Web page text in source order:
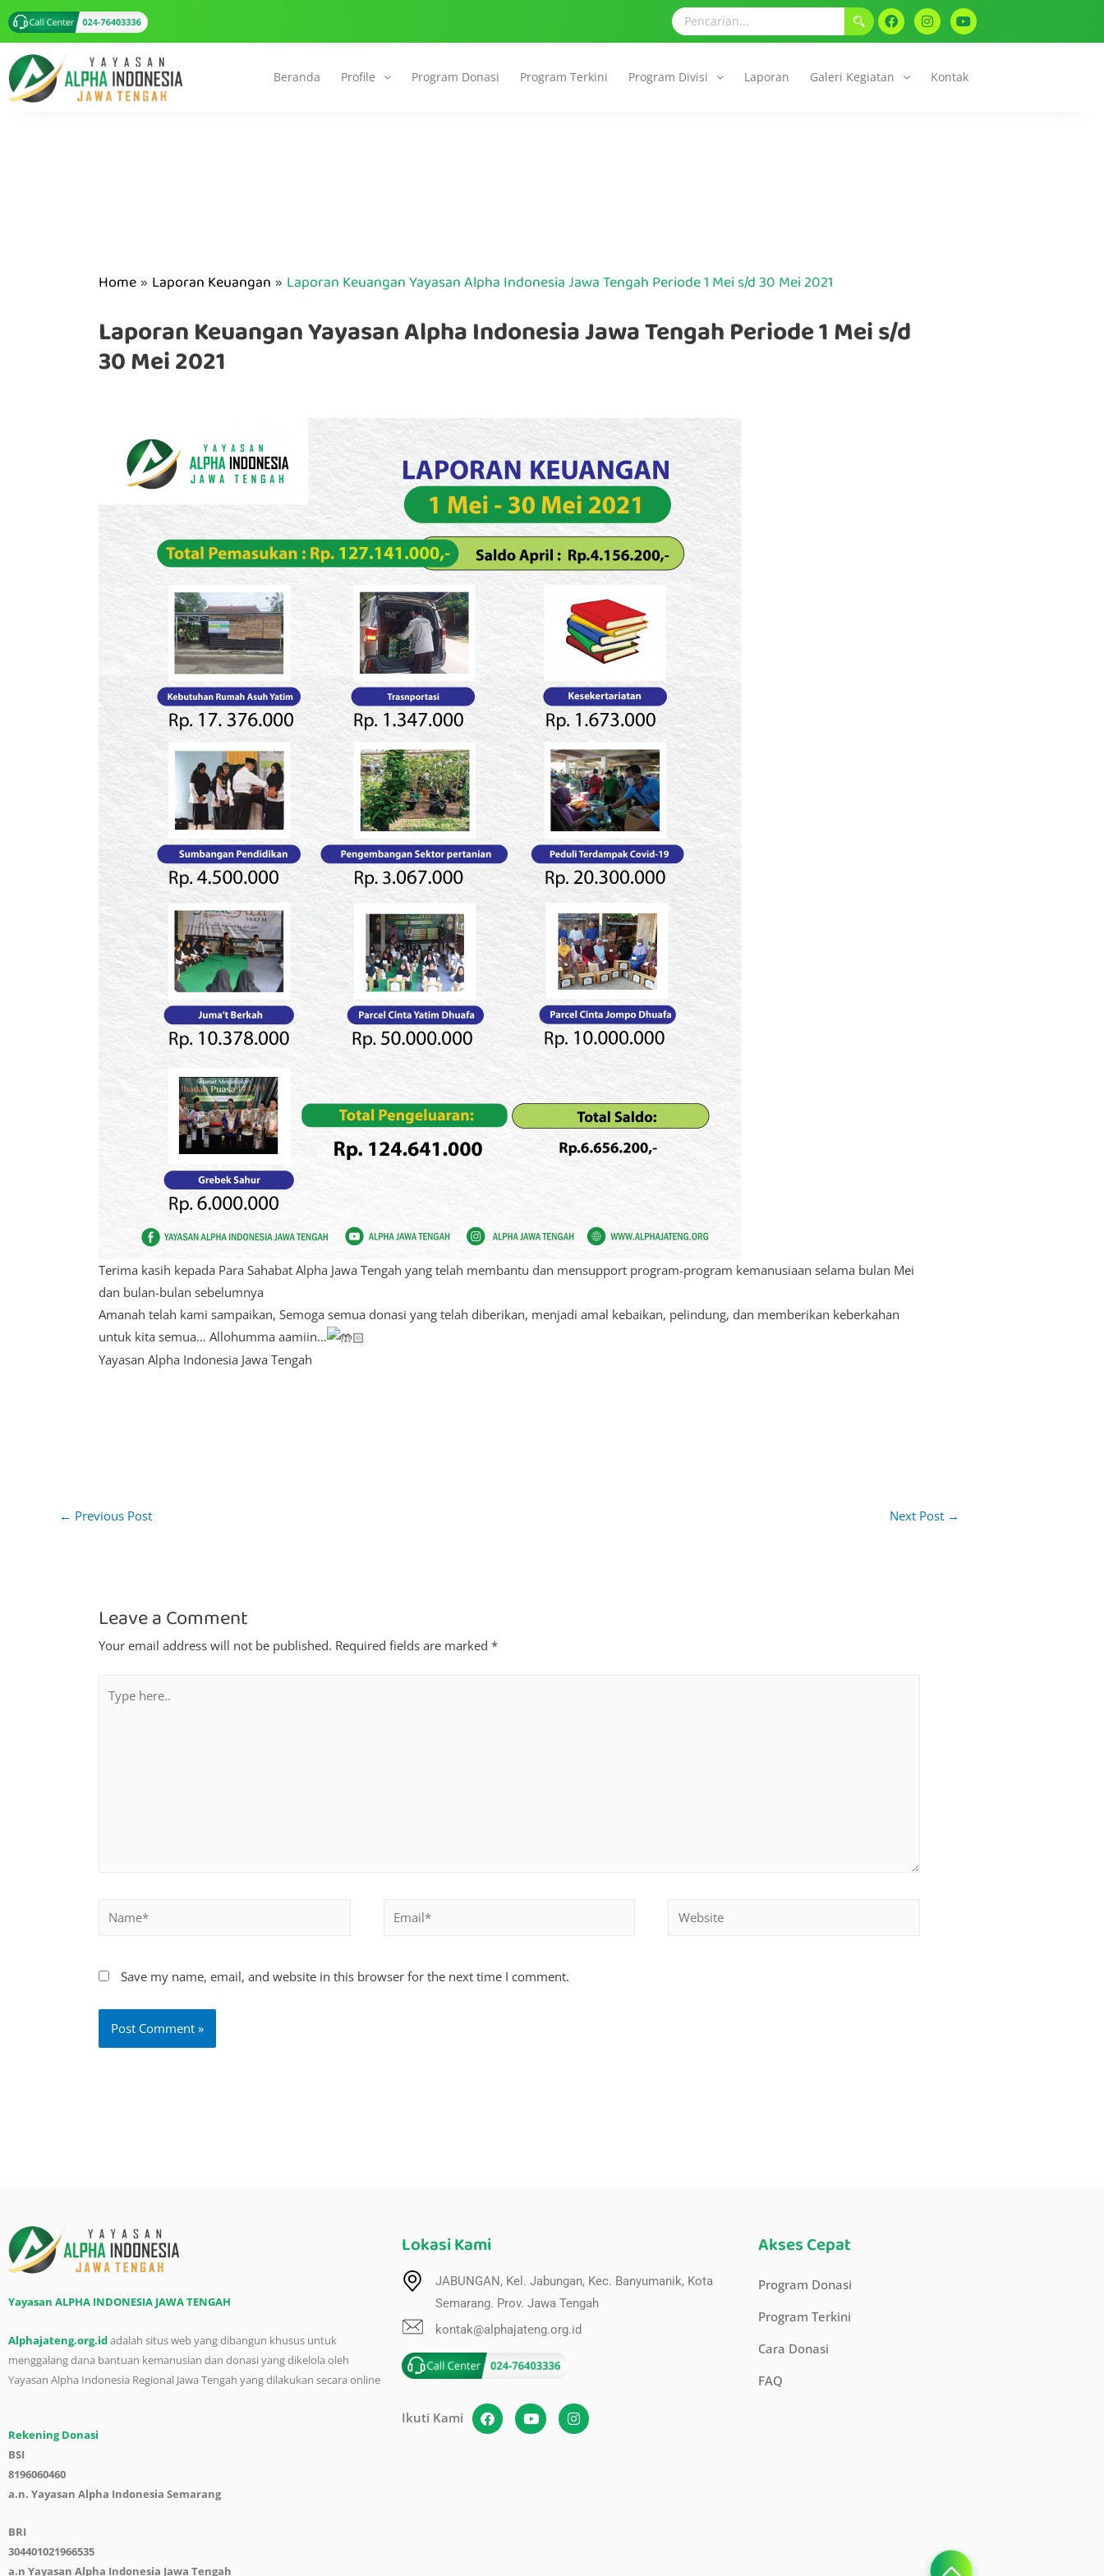
Beranda Profile Program Donasi Program Terkini Program Divisi Laporan Galeri Kegiatan Kontak
Home Laporan Keuangan Laporan Keuangan Yayasan Alpha Indonesia Jawa Tengah Periode 1 Mei s/d 30 Mei 2021
Laporan Keuangan Yayasan Alpha Indonesia Jawa Tengah Periode 1 Mei s/d
30 Mei 2021
Terima kasih kepada Para Sahabat Alpha Jawa Tengah yang telah membantu dan mensupport program-program kemanusiaan selama bulan Mei
dan bulan-bulan sebelumnya
Amanah telah kami sampaikan, Semoga semua donasi yang telah diberikan, menjadi amal kebaikan, pelindung, dan memberikan keberkahan
untuk kita semua… Allohumma aamiin…
Yayasan Alpha Indonesia Jawa Tengah
← Previous Post Next Post →
Leave a Comment
Your email address will not be published. Required fields are marked*
Save my name, email, and website in this browser for the next time I comment.
Yayasan ALPHA INDONESIA JAWA TENGAH
Alphajateng.org.idadalah situs web yang dibangun khusus untuk
menggalang dana bantuan kemanusian dan donasi yang dikelola oleh
Yayasan Alpha Indonesia Regional Jawa Tengah yang dilakukan secara online
Rekening Donasi
BSI
8196060460
a.n. Yayasan Alpha Indonesia Semarang
BRI
304401021966535
a.n Yayasan Alpha Indonesia Jawa Tengah
Lokasi Kami
JABUNGAN, Kel. Jabungan, Kec. Banyumanik, Kota
Semarang. Prov. Jawa Tengah
kontak@alphajateng.org.id
Ikuti Kami
Akses Cepat
Program Donasi
Program Terkini
Cara Donasi
FAQ